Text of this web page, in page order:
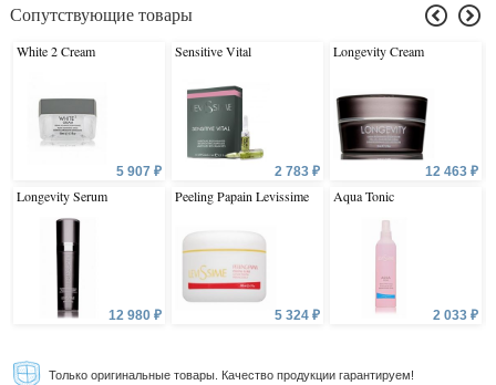
Сопутствующие товары
White 2 Cream
5 907 ₽
Longevity Serum
12 980 ₽
Sensitive Vital
2 783 ₽
Peeling Papain Levissime
5 324 ₽
Longevity Cream
12 463 ₽
Aqua Tonic
2 033 ₽
Только оригинальные товары. Качество продукции гарантируем!